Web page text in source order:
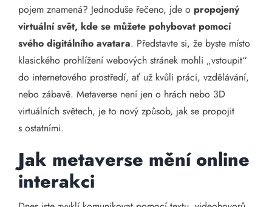
pojem znamená? Jednoduše řečeno, jde o propojený
virtuální svět, kde se můžete pohybovat pomocí
svého digitálního avatara. Představte si, že byste místo
klasického prohlížení webových stránek mohli „vstoupit“
do internetového prostředí, ať už kvůli práci, vzdělávání,
nebo zábavě. Metaverse není jen o hrách nebo 3D
virtuálních světech, je to nový způsob, jak se propojit
s ostatními.
Jak metaverse mění online
interakci